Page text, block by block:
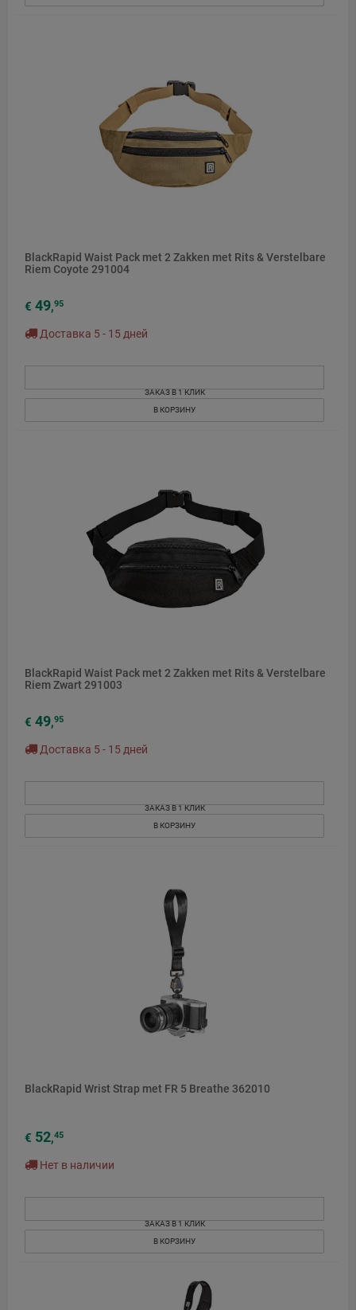
BlackRapid Waist Pack met 2 Zakken met Rits & Verstelbare
Riem Coyote 291004
€ 49,95
Доставка 5 - 15 дней
ЗАКАЗ В 1 КЛИК
В КОРЗИНУ
BlackRapid Waist Pack met 2 Zakken met Rits & Verstelbare
Riem Zwart 291003
€ 49,95
Доставка 5 - 15 дней
ЗАКАЗ В 1 КЛИК
В КОРЗИНУ
BlackRapid Wrist Strap met FR 5 Breathe 362010
€ 52,45
Нет в наличии
ЗАКАЗ В 1 КЛИК
В КОРЗИНУ